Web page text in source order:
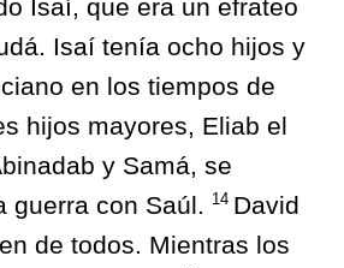
Isaí, que era un efrateo
Isaí tenía ocho hijos y
en los tiempos de
hijos mayores, Eliab el
y Samá, se
guerra con Saúl.
14 David
de todos. Mientras los